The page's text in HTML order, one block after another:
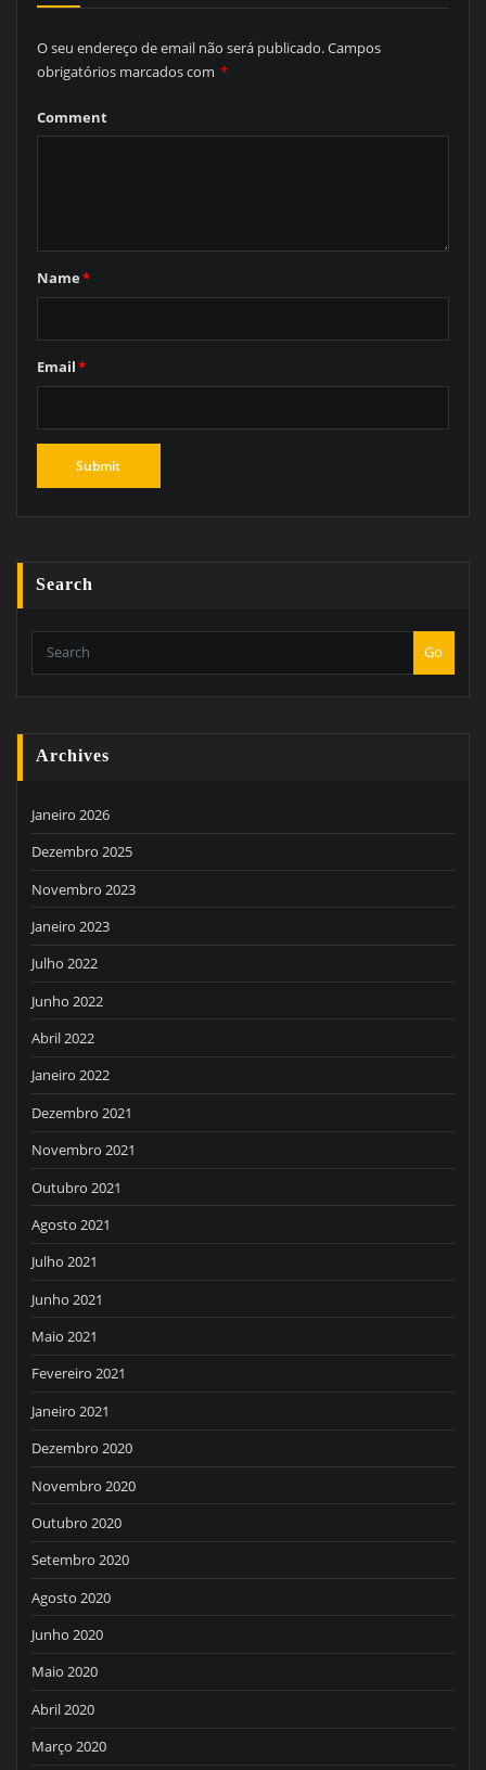
O seu endereço de email não será publicado.Campos
obrigatórios marcados com *
Comment
Name*
Email*
Search
Go
Archives
Janeiro 2026
Dezembro 2025
Novembro 2023
Janeiro 2023
Julho 2022
Junho 2022
Abril 2022
Janeiro 2022
Dezembro 2021
Novembro 2021
Outubro 2021
Agosto 2021
Julho 2021
Junho 2021
Maio 2021
Fevereiro 2021
Janeiro 2021
Dezembro 2020
Novembro 2020
Outubro 2020
Setembro 2020
Agosto 2020
Junho 2020
Maio 2020
Abril 2020
Março 2020